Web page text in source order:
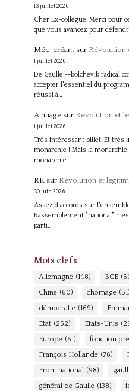
13 juillet 2026
Cher Ex-collègue, Merci pour
que vous avancez pour
Méc-créantsur Révolution
1 juillet 2026
De Gaulle --bolchévik radical
accepter l'essentiel du
réussi à…
Ainuagesur Révolution et
1 juillet 2026
Très intéressant billet. Et très
monarchie ! Mais la
monarchie…
RRsur Révolution et
30 juin 2026
Assez d'accords sur
Rassemblement "national"
parti…
Mots clefs
Allemagne (148) BCE
Chine (60) chômage (51)
démocratie (169)
Etat (252) Etats-Unis
Europe (61) fonction
François Hollande (76)
Front national (98)
général de Gaulle (138)